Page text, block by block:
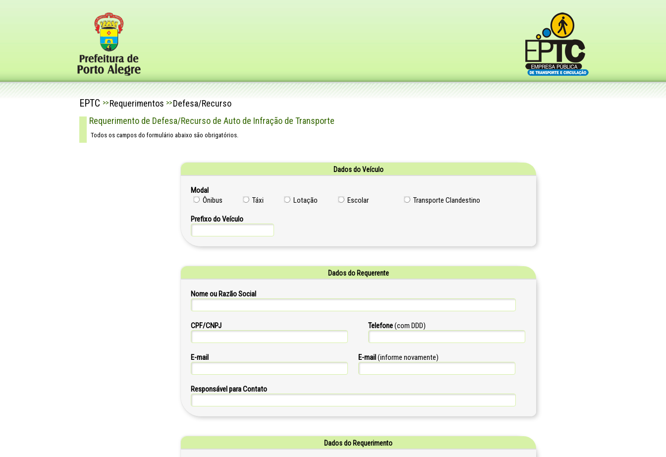
EPTC >> Requerimentos >> Defesa/Recurso
Requerimento de Defesa/Recurso de Auto de Infração de Transporte
Todos os campos do formulário abaixo são obrigatórios.
Dados do Veículo
Modal
Ônibus
Táxi Lotação Escolar Transporte Clandestino
Prefixo do Veículo
Dados do Requerente
Nome ou Razão Social
CPF/CNPJ Telefone(com DDD)
E-mail E-mail(informe novamente)
Responsável para Contato
Dados do Requerimento